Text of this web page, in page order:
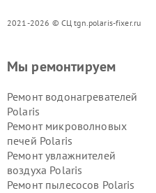
2021-2026 © СЦ tgn.polaris-fixer.ru
Мы ремонтируем
Ремонт водонагревателей
Polaris
Ремонт микроволновых
печей Polaris
Ремонт увлажнителей
воздуха Polaris
Ремонт пылесосов Polaris